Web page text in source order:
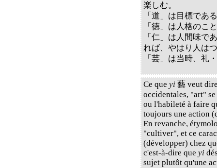
楽しむ。
「道」は目標であ
「徳」は人格のこ
「仁」は人間味で
れば、やはり人は
「芸」は当時、礼
Ce que yi 藝 veut
occidentales, "art"
ou l'habileté à faire
toujours une action
En revanche,
"cultiver", et ce
(développer) chez
c'est-à-dire que yi
sujet plutôt qu'une